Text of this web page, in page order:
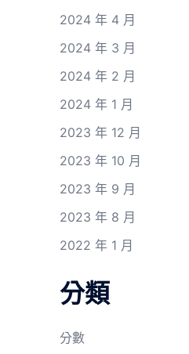
2024 年 4 月
2024 年 3 月
2024 年 2 月
2024 年 1 月
2023 年 12 月
2023 年 10 月
2023 年 9 月
2023 年 8 月
2022 年 1 月
分類
分數